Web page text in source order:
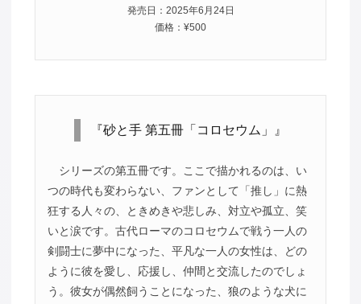
発売日：2025年6月24日
価格：¥500
『砂と手 第五冊「コロセウム」』
シリーズの第五冊です。ここで描かれるのは、い
つの時代も変わらない、ファンとして「推し」に熱
狂する人々の、ときめきや悲しみ、対立や孤立、笑
いと涙です。古代ローマのコロセウムで戦う一人の
剣闘士に夢中になった、平凡な一人の女性は、どの
ように彼を愛し、応援し、仲間と交流したのでしょ
う。彼女が偶然飼うことになった、狼のような犬に